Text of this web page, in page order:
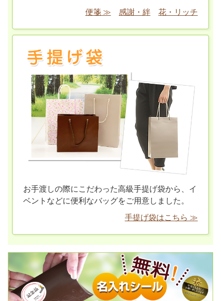
便箋 ≫ 感謝・絆 花・リッチ
お手渡しの際にこだわった高級手提げ袋から、イ
ベントなどに便利なバッグをご用意しました。
手提げ袋はこちら ≫